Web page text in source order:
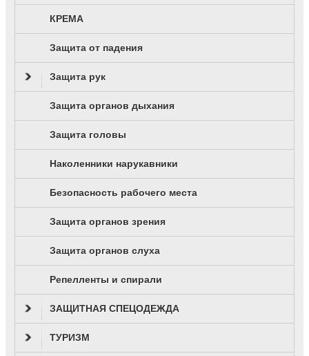
КРЕМА
Защита от падения
Защита рук
Защита органов дыхания
Защита головы
Наколенники нарукавники
Безопасность рабочего места
Защита органов зрения
Защита органов слуха
Репелленты и спирали
ЗАЩИТНАЯ СПЕЦОДЕЖДА
ТУРИЗМ